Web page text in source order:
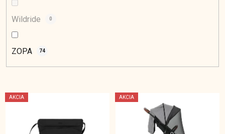
Wildride 0
ZOPA 74
V
ý
AKCIA AKCIA